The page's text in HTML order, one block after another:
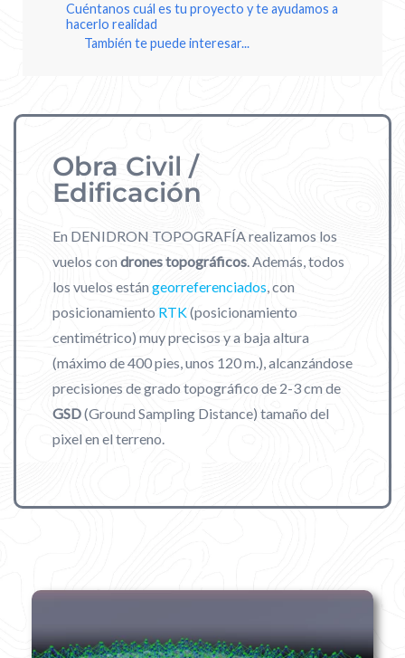
Cuéntanos cuál es tu proyecto y te ayudamos a
hacerlo realidad
También te puede interesar...
Obra Civil /
Edificación
En DENIDRON TOPOGRAFÍA realizamos los
vuelos con drones topográficos. Además, todos
los vuelos están georreferenciados, con
posicionamiento RTK(posicionamiento
centimétrico) muy precisos y a baja altura
(máximo de 400 pies, unos 120 m.), alcanzándose
precisiones de grado topográfico de 2-3 cm de
GSD(Ground Sampling Distance) tamaño del
pixel en el terreno.